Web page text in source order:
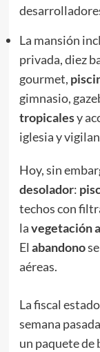
La mansión
privada, diez
gourmet,
gimnasio,
tropicalesy
iglesia y
Hoy, sin
desolador:
techos con
lavegetación
El abandono
aéreas.
La fiscal
semana
un paquete de